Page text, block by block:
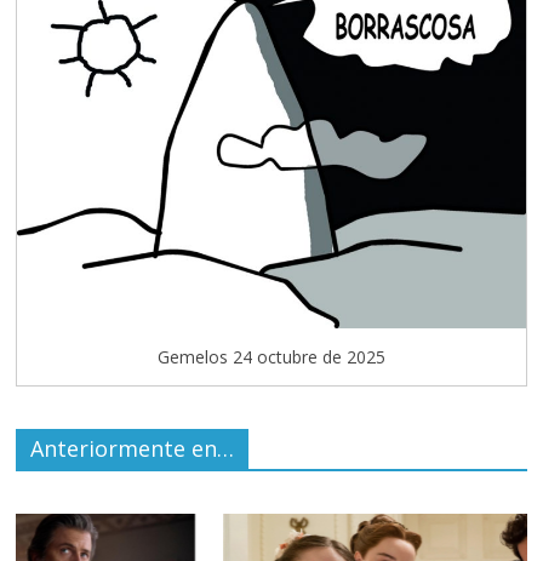
Gemelos 24 octubre de 2025
Anteriormente en…